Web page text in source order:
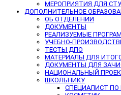
МЕРОПРИЯТИЯ ДЛЯ
ДОПОЛНИТЕЛЬНОЕ
ОБ ОТДЕЛЕНИИ
ДОКУМЕНТЫ
РЕАЛИЗУЕМЫЕ
УЧЕБНО-
ТЕСТЫ ДПО
МАТЕРИАЛЫ ДЛЯ
ДОКУМЕНТЫ ДЛЯ
НАЦИОНАЛЬНЫЙ
ШКОЛЬНИКУ
СПЕЦИАЛИСТ